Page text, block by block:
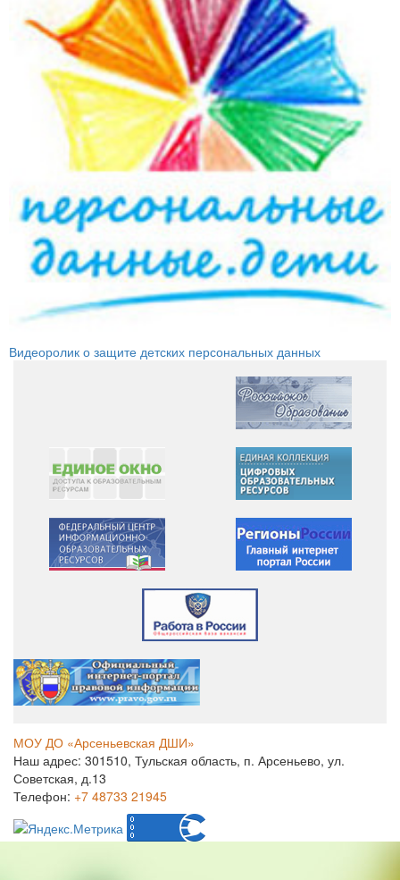
Видеоролик о защите детских персональных данных
МОУ ДО «Арсеньевская ДШИ»
Наш адрес: 301510, Тульская область, п. Арсеньево, ул.
Советская, д.13
Телефон: +7 48733 21945